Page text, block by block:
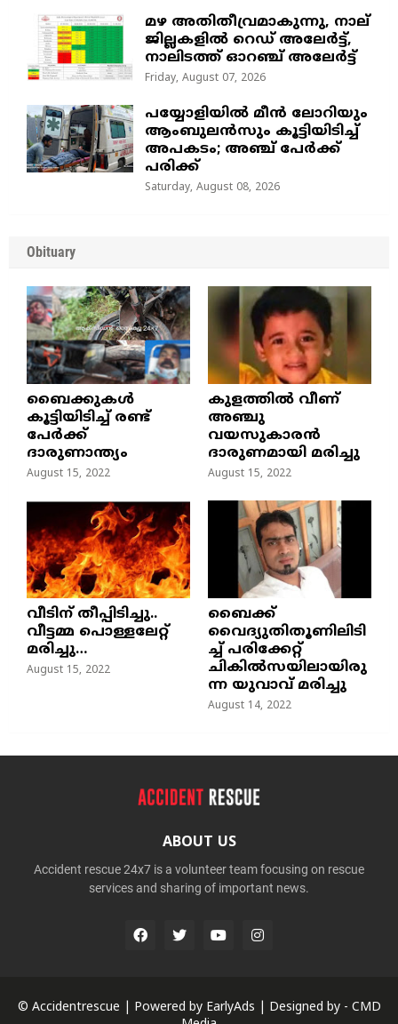
മഴ അതിതീവ്രമാകുന്നു, നാല്
ജില്ലകളില്‍ റെഡ് അലേര്‍ട്ട്‌,
നാലിടത്ത് ഓറഞ്ച് അലേർട്ട്
Friday, August 07, 2026
പയ്യോളിയിൽ മീൻ ലോറിയും
ആംബുലൻസും കൂട്ടിയിടിച്ച്
അപകടം; അഞ്ച് പേർക്ക്
പരിക്ക്
Saturday, August 08, 2026
Obituary
ബൈക്കുകൾ
കൂട്ടിയിടിച്ച് രണ്ട്
പേർക്ക്
ദാരുണാന്ത്യം
August 15, 2022
കുളത്തില്‍ വീണ്
അഞ്ചു
വയസുകാരന്‍
ദാരുണമായി മരിച്ചു
August 15, 2022
വീടിന് തീപ്പിടിച്ചു..
വീട്ടമ്മ പൊള്ളലേറ്റ്
മരിച്ചു…
August 15, 2022
ബൈക്ക്
വൈദ്യുതിതൂണിലിടി
ച്ച്‌ പരിക്കേറ്റ്
ചികില്‍സയിലായിരു
ന്ന യുവാവ് മരിച്ചു
August 14, 2022
ABOUT US
Accident rescue 24x7 is a volunteer team focusing on rescue
services and sharing of important news.
© Accidentrescue | Powered by EarlyAds | Designed by - CMD